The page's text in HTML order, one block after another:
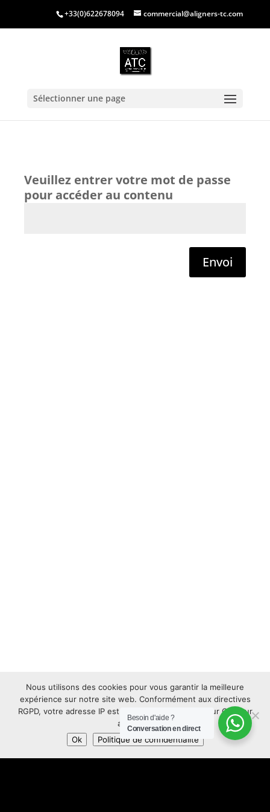
+33(0)622678094 commercial@aligners-tc.com
Sélectionner une page
Envoi
Besoin d'aide ?
Conversation en direct
Nous utilisons des cookies pour vous garantir la meilleure
expérience sur notre site web. Conformément aux directives
RGPD, votre adresse IP est anonymisée. Appuyez sur OK pour
accepter.
Ok
Politique de confidentialité